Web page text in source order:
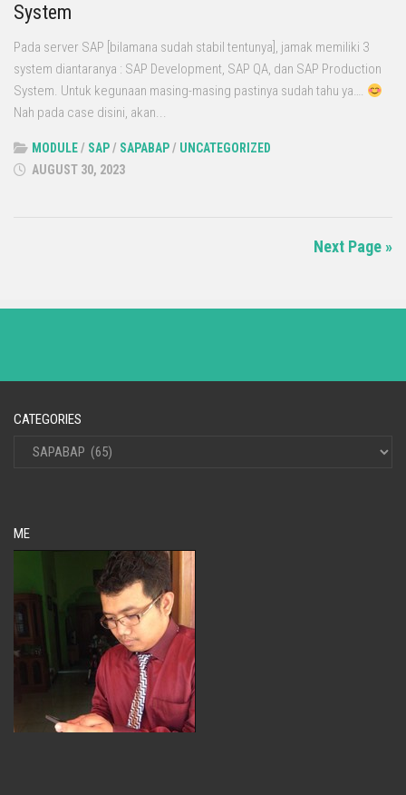
System
Pada server SAP [bilamana sudah stabil tentunya], jamak memiliki 3
system diantaranya : SAP Development, SAP QA, dan SAP Production
System. Untuk kegunaan masing-masing pastinya sudah tahu ya….
Nah pada case disini, akan...
MODULE/ SAP/ SAPABAP/ UNCATEGORIZED
AUGUST 30, 2023
Next Page »
CATEGORIES
ME